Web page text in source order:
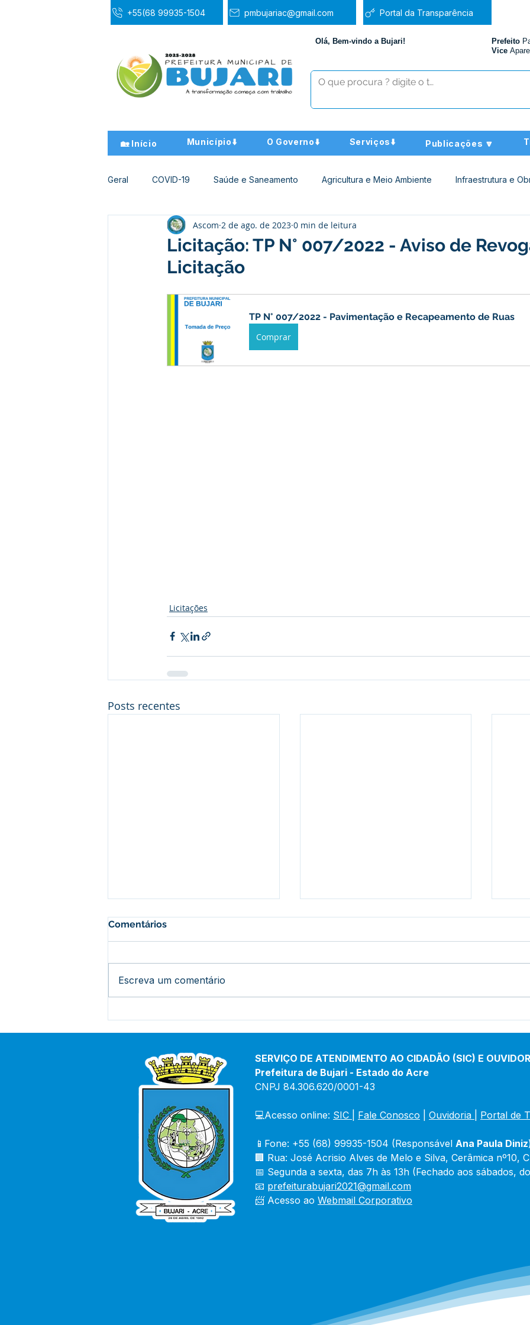
+55(68 99935-1504 pmbujariac@gmail.com Portal da Transparência
Olá, Bem-vindo a Bujari! Prefeito
Vice
🏡 Início Município⬇️ O Governo⬇️ Serviços⬇️ Publicações 🔽
Geral COVID-19 Saúde e Saneamento Agricultura e Meio Ambiente Infraestrutura e
Desporto Cultura e Lazer Educação Assistência Social
Institucional e Governo
Comunicados e Avisos Emenda Parlamentar Comunidade
Licitações Alagação e Enchente Esporte Defesa civil No gabinete Esporte
Licitação: TP N° 007/2022 - Aviso de
Licitação
Ascom 2 de ago. de 2023 0 min de leitura
TP N° 007/2022 - Pavimentação e Recapeamento de Ruas
Comprar
Licitações
Posts recentes
Comentários
Escreva um comentário
SERVIÇO DE ATENDIMENTO AO CIDADÃO (SIC) E
Prefeitura de Bujari - Estado do Acre
CNPJ 84.306.620/0001-43
💻Acesso online: SIC Fale Conosco Ouvidoria Portal de
📱Fone: +55 (68) 99935-1504 (Responsável Ana Paula Diniz
🏢 Rua: José Acrisio Alves de Melo e Silva, Cerâmica nº10,
📅 Segunda a sexta, das 7h às 13h (Fechado aos sábados,
📧 prefeiturabujari2021@gmail.com
📨 Acesso ao Webmail Corporativo